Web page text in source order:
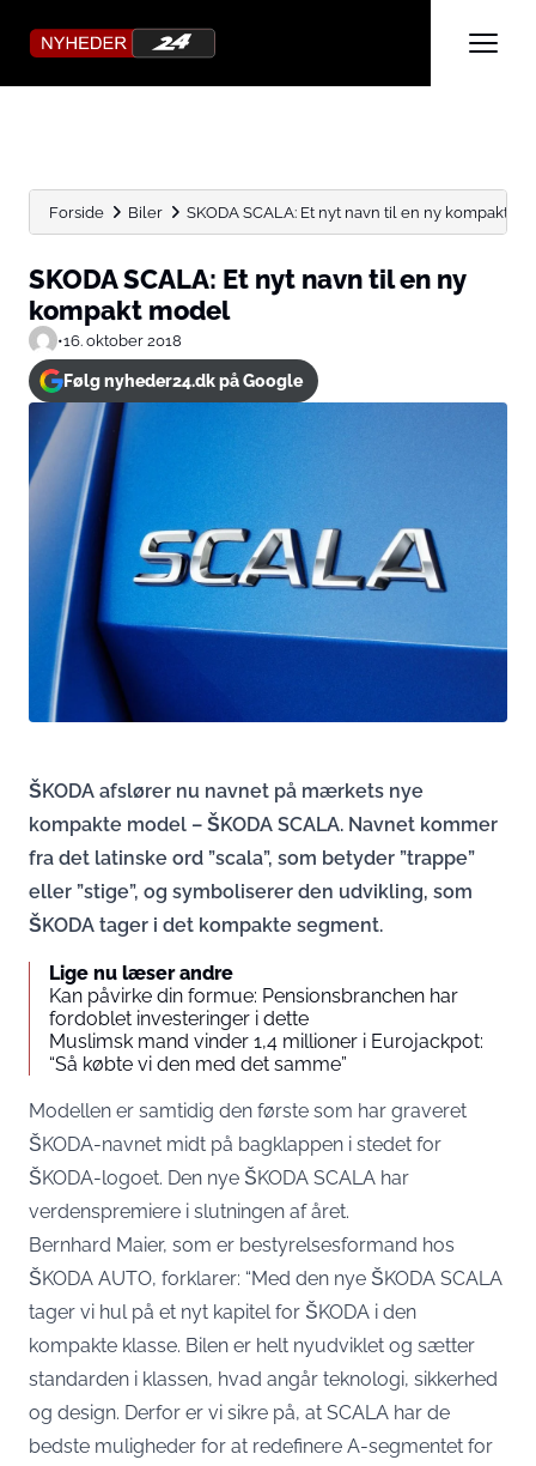
Forside Biler SKODA SCALA: Et nyt navn til en ny kompakt
SKODA SCALA: Et nyt navn til en ny
kompakt model
•16. oktober 2018
Følg nyheder24.dk på Google
ŠKODA afslører nu navnet på mærkets nye
kompakte model – ŠKODA SCALA. Navnet kommer
fra det latinske ord ”scala”, som betyder ”trappe”
eller ”stige”, og symboliserer den udvikling, som
ŠKODA tager i det kompakte segment.
Lige nu læser andre
Kan påvirke din formue: Pensionsbranchen har
fordoblet investeringer i dette
Muslimsk mand vinder 1,4 millioner i Eurojackpot:
“Så købte vi den med det samme”
Modellen er samtidig den første som har graveret
ŠKODA-navnet midt på bagklappen i stedet for
ŠKODA-logoet. Den nye ŠKODA SCALA har
verdenspremiere i slutningen af året.
Bernhard Maier, som er bestyrelsesformand hos
ŠKODA AUTO, forklarer: “Med den nye ŠKODA SCALA
tager vi hul på et nyt kapitel for ŠKODA i den
kompakte klasse. Bilen er helt nyudviklet og sætter
standarden i klassen, hvad angår teknologi, sikkerhed
og design. Derfor er vi sikre på, at SCALA har de
bedste muligheder for at redefinere A-segmentet for